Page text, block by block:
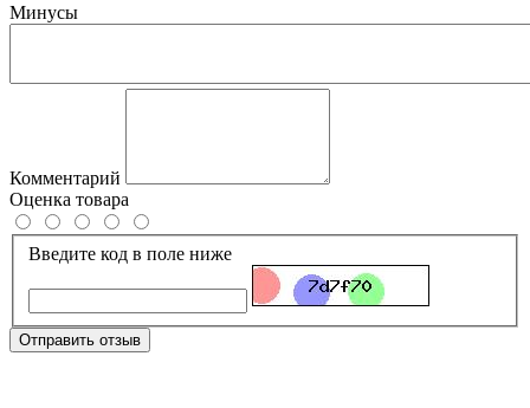
Минусы
Комментарий
Оценка товара
Введите код в поле ниже
Отправить отзыв